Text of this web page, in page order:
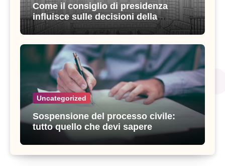
Come il consiglio di presidenza
influisce sulle decisioni della
giustizia amministrativa
Uncategorized
Sospensione del processo civile:
tutto quello che devi sapere